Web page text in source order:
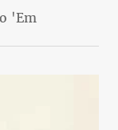
'Em